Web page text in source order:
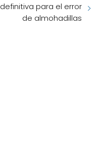
definitiva para el error
de almohadillas